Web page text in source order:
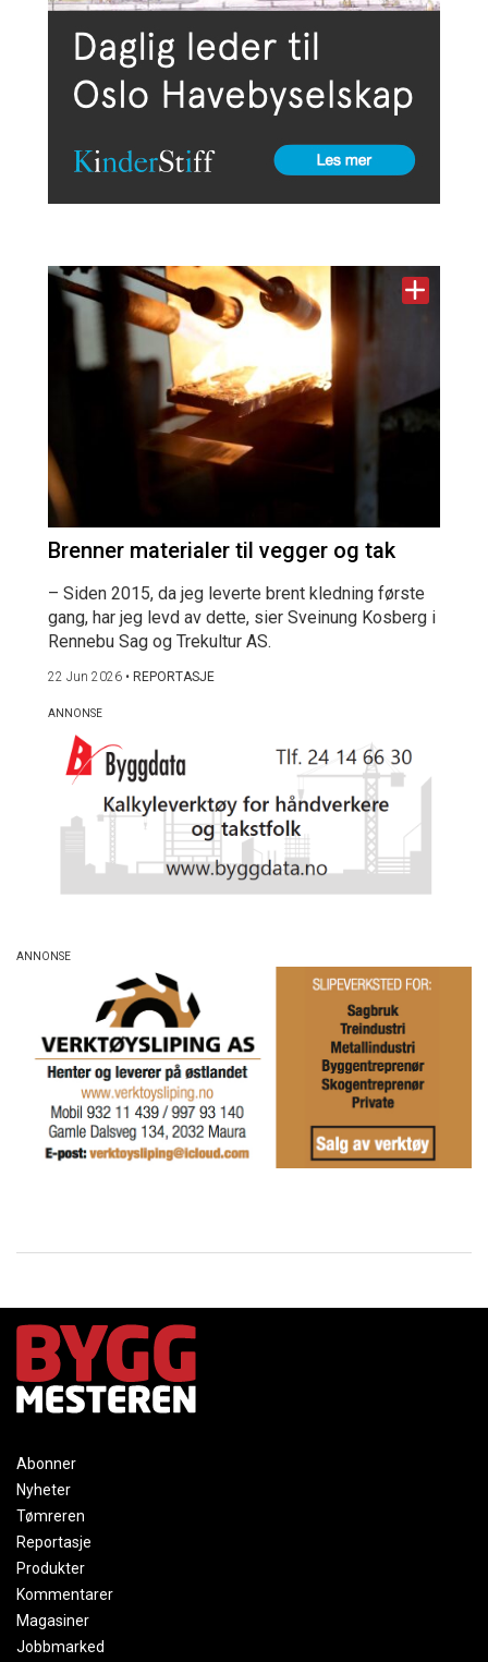
Brenner materialer til vegger og tak
– Siden 2015, da jeg leverte brent kledning første
gang, har jeg levd av dette, sier Sveinung Kosberg i
Rennebu Sag og Trekultur AS.
22 Jun 2026 • REPORTASJE
Abonner
Nyheter
Tømreren
Reportasje
Produkter
Kommentarer
Magasiner
Jobbmarked